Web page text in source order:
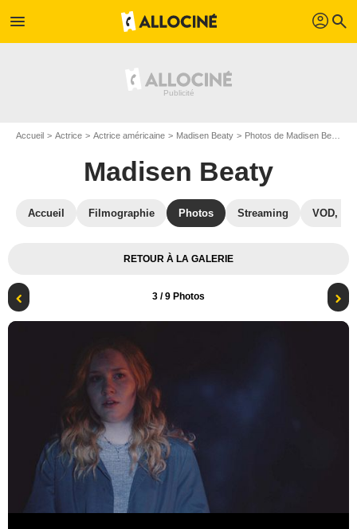
menu profil search
Accueil Actrice Actrice américaine Madisen Beaty Photos de Madisen Beaty
Madisen Beaty
Accueil Filmographie Photos Streaming VOD,
RETOUR À LA GALERIE
3 / 9 Photos